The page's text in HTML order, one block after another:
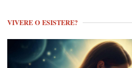
VIVERE O ESISTERE?